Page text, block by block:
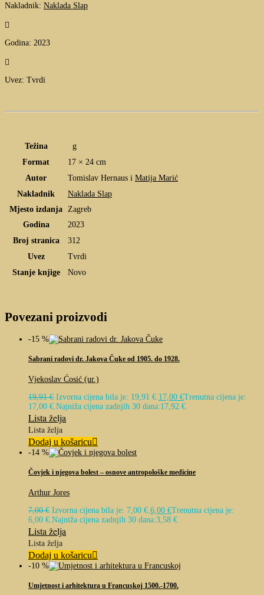
Nakladnik: Naklada Slap

Godina: 2023

Uvez: Tvrdi
Težina
g
Format
17 × 24 cm
Autor
Tomislav Hernaus i Matija Marić
Nakladnik
Naklada Slap
Mjesto izdanja Zagreb
Godina
2023
Broj stranica
312
Uvez
Tvrdi
Stanje knjige
Novo
Povezani proizvodi
-15 %
Sabrani radovi dr. Jakova Čuke od 1905. do 1928.
Vjekoslav Ćosić (ur.)
19,91€ Izvorna cijena bila je: 19,91 €. 17,00 €Trenutna cijena je:
17,00 €. Najniža cijena zadnjih 30 dana:17,92 €
Lista želja
Lista želja
Dodaj u košaricu
-14 %
Čovjek i njegova bolest – osnove antropološke medicine
Arthur Jores
7,00€ Izvorna cijena bila je: 7,00 €. 6,00 €Trenutna cijena je:
6,00 €. Najniža cijena zadnjih 30 dana:3,58 €
Lista želja
Lista želja
Dodaj u košaricu
-10 %
Umjetnost i arhitektura u Francuskoj 1500.-1700.